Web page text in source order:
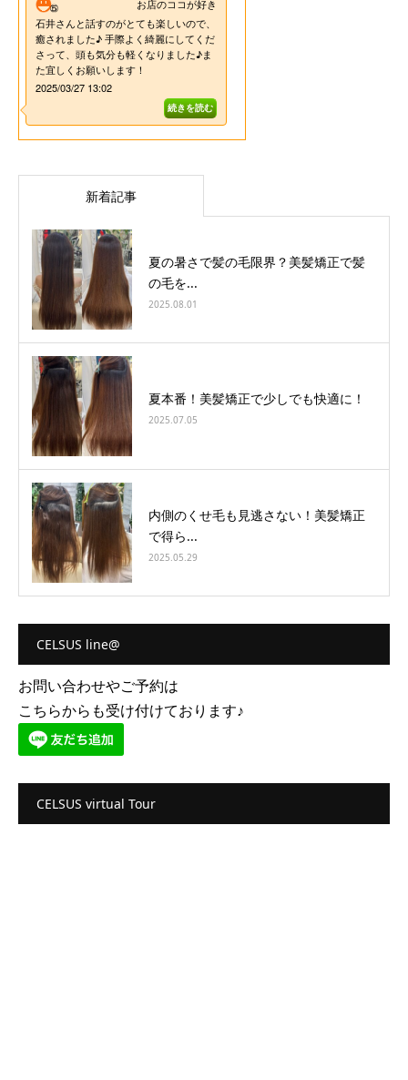
新着記事
夏の暑さで髪の毛限界？美髪矯正で髪
の毛を...
2025.08.01
夏本番！美髪矯正で少しでも快適に！
2025.07.05
内側のくせ毛も見逃さない！美髪矯正
で得ら...
2025.05.29
CELSUS line@
お問い合わせやご予約は
こちらからも受け付けております♪
CELSUS virtual Tour